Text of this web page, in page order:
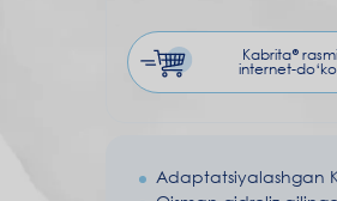
Kabrita®
internet-
Adaptatsiyalashgan